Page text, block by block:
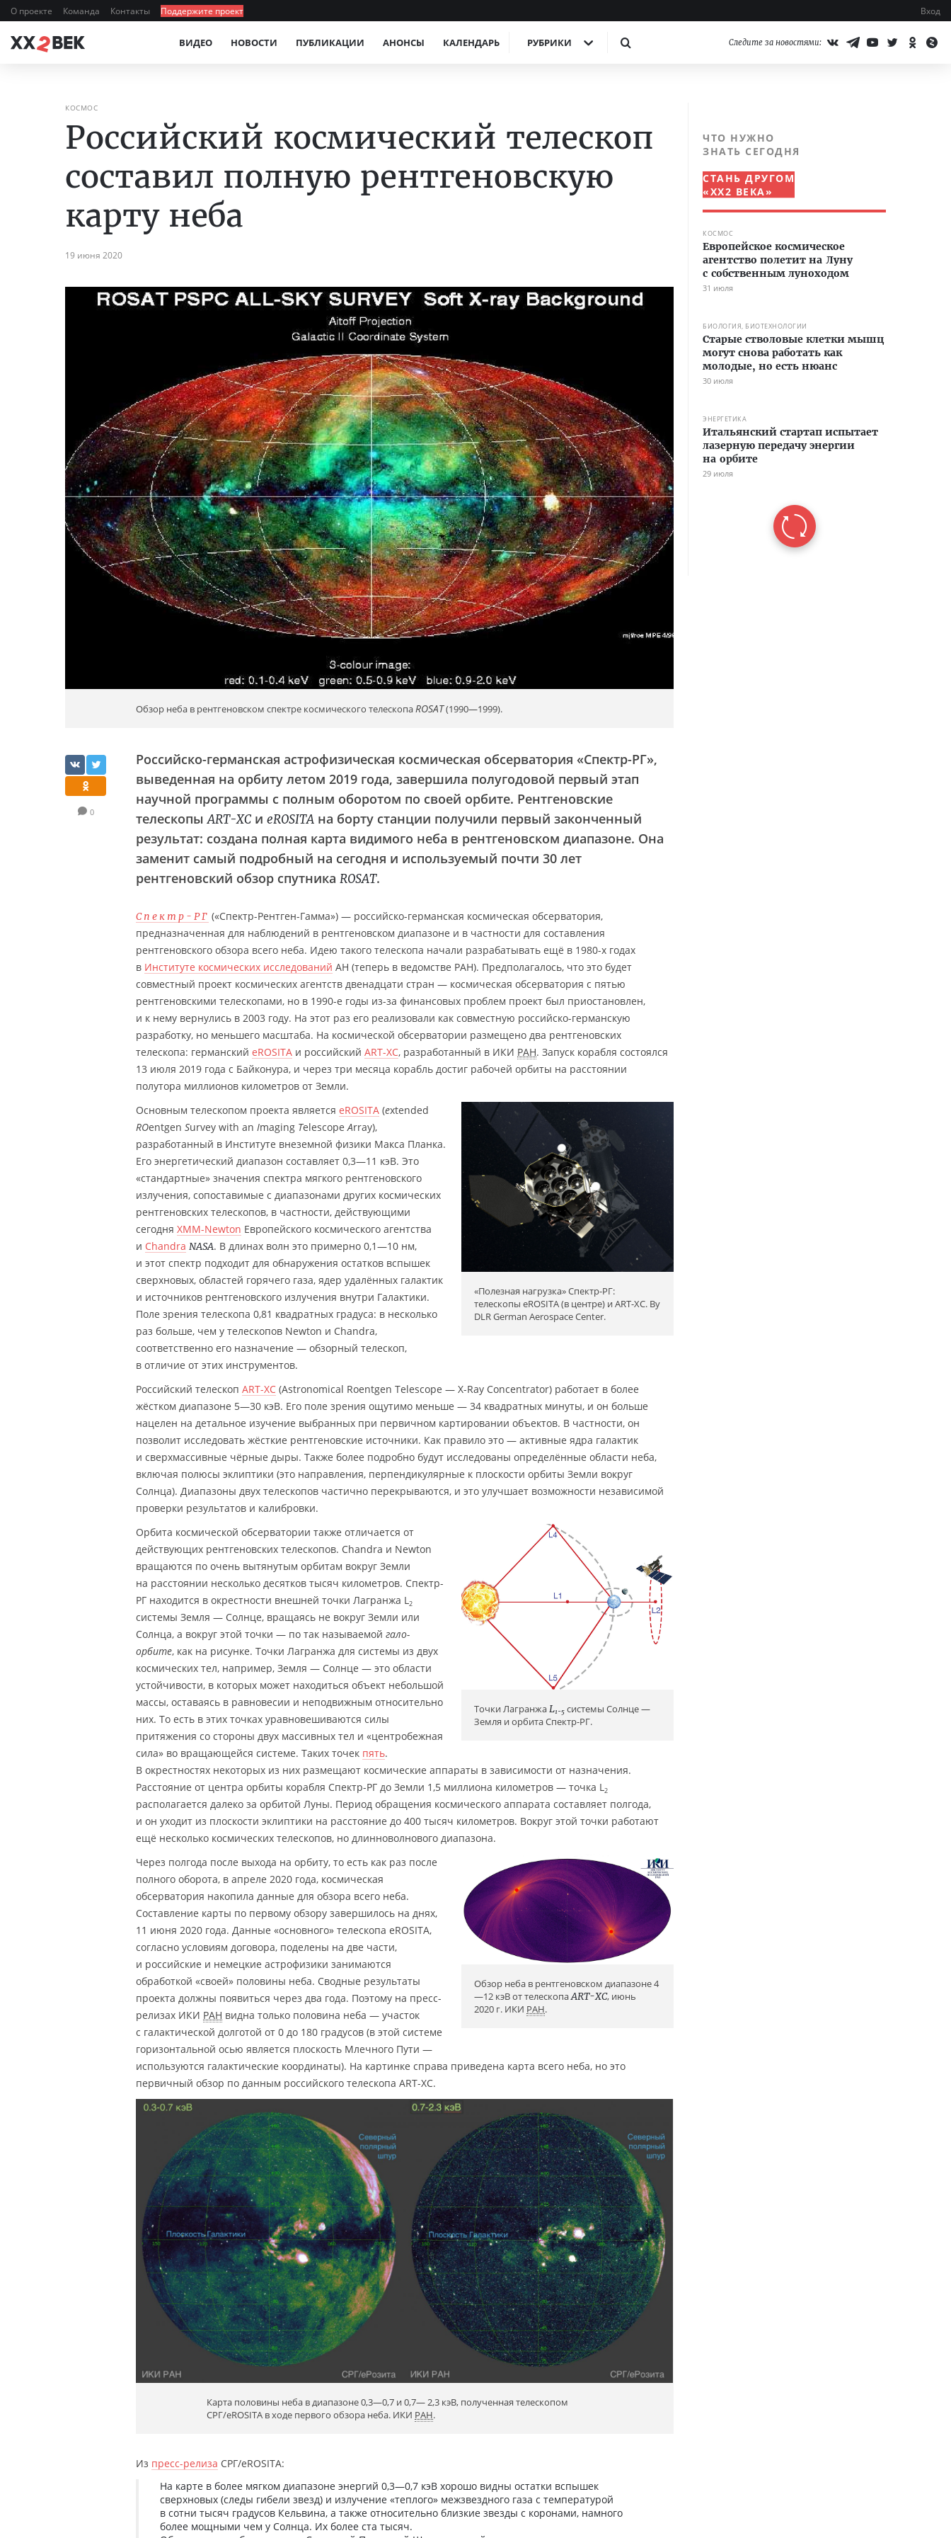
О проекте Команда Контакты Поддержите проект Вход
ВИДЕО НОВОСТИ ПУБЛИКАЦИИ АНОНСЫ КАЛЕНДАРЬ РУБРИКИ Следите за новостями:
КОСМОС
Российский космический телескоп
составил полную рентгеновскую
карту неба
19 июня 2020
Обзор неба в рентгеновском спектре космического телескопаROSAT(1990—1999).
0
Российско-германская астрофизическая космическая обсерватория «Спектр-РГ»,
выведенная на орбиту летом 2019 года, завершила полугодовой первый этап
научной программы с полным оборотом по своей орбите. Рентгеновские
телескопыART-XC и eROSITA на борту станции получили первый законченный
результат: создана полная карта видимого неба в рентгеновском диапазоне. Она
заменит самый подробный на сегодня и используемый почти 30 лет
рентгеновский обзор спутника ROSAT.
Спектр-РГ («Спектр-Рентген-Гамма») — российско-германская космическая обсерватория,
предназначенная для наблюдений в рентгеновском диапазоне и в частности для составления
рентгеновского обзора всего неба. Идею такого телескопа начали разрабатывать ещё в 1980-х годах
в Институте космических исследований АН (теперь в ведомстве РАН). Предполагалось, что это будет
совместный проект космических агентств двенадцати стран — космическая обсерватория с пятью
рентгеновскими телескопами, но в 1990-е годы из-за финансовых проблем проект был приостановлен,
и к нему вернулись в 2003 году. На этот раз его реализовали как совместную российско-германскую
разработку, но меньшего масштаба. На космической обсерватории размещено два рентгеновских
телескопа: германский eROSITA и российский ART-XC, разработанный в ИКИ РАН. Запуск корабля состоялся
13 июля 2019 года с Байконура, и через три месяца корабль достиг рабочей орбиты на расстоянии
полутора миллионов километров от Земли.
«Полезная нагрузка» Спектр-РГ:
телескопы eROSITA (в центре) и ART-XC. By
DLR German Aerospace Center.
Основным телескопом проекта является eROSITA (extended
ROentgen Survey with an Imaging TelescopeArray),
разработанный в Институте внеземной физики Макса Планка.
Его энергетический диапазон составляет 0,3—11 кэВ. Это
«стандартные» значения спектра мягкого рентгеновского
излучения, сопоставимые с диапазонами других космических
рентгеновских телескопов, в частности, действующими
сегодня XMM-Newton Европейского космического агентства
и Chandra NASA. В длинах волн это примерно 0,1—10 нм,
и этот спектр подходит для обнаружения остатков вспышек
сверхновых, областей горячего газа, ядер удалённых галактик
и источников рентгеновского излучения внутри Галактики.
Поле зрения телескопа 0,81 квадратных градуса: в несколько
раз больше, чем у телескопов Newton и Chandra,
соответственно его назначение — обзорный телескоп,
в отличие от этих инструментов.
Российский телескоп ART-XC (Astronomical Roentgen Telescope — X-Ray Concentrator) работает в более
жёстком диапазоне 5—30 кэВ. Его поле зрения ощутимо меньше — 34 квадратных минуты, и он больше
нацелен на детальное изучение выбранных при первичном картировании объектов. В частности, он
позволит исследовать жёсткие рентгеновские источники. Как правило это — активные ядра галактик
и сверхмассивные чёрные дыры. Также более подробно будут исследованы определённые области неба,
включая полюсы эклиптики (это направления, перпендикулярные к плоскости орбиты Земли вокруг
Солнца). Диапазоны двух телескопов частично перекрываются, и это улучшает возможности независимой
проверки результатов и калибровки.
Точки ЛагранжаL1-5 системы Солнце —
Земля и орбита Спектр-РГ.
Орбита космической обсерватории также отличается от
действующих рентгеновских телескопов. Chandra и Newton
вращаются по очень вытянутым орбитам вокруг Земли
на расстоянии несколько десятков тысяч километров. Спектр-
РГ находится в окрестности внешней точки Лагранжа L2
системы Земля — Солнце, вращаясь не вокруг Земли или
Солнца, а вокруг этой точки — по так называемой гало-
орбите, как на рисунке. Точки Лагранжа для системы из двух
космических тел, например, Земля — Солнце — это области
устойчивости, в которых может находиться объект небольшой
массы, оставаясь в равновесии и неподвижным относительно
них. То есть в этих точках уравновешиваются силы
притяжения со стороны двух массивных тел и «центробежная
сила» во вращающейся системе. Таких точек пять.
В окрестностях некоторых из них размещают космические аппараты в зависимости от назначения.
Расстояние от центра орбиты корабля Спектр-РГ до Земли 1,5 миллиона километров — точка L2
располагается далеко за орбитой Луны. Период обращения космического аппарата составляет полгода,
и он уходит из плоскости эклиптики на расстояние до 400 тысяч километров. Вокруг этой точки работают
ещё несколько космических телескопов, но длинноволнового диапазона.
Обзор неба в рентгеновском диапазоне 4
—12 кэВ от телескопаART-XC, июнь
2020 г. ИКИ РАН.
Через полгода после выхода на орбиту, то есть как раз после
полного оборота, в апреле 2020 года, космическая
обсерватория накопила данные для обзора всего неба.
Составление карты по первому обзору завершилось на днях,
11 июня 2020 года. Данные «основного» телескопа eROSITA,
согласно условиям договора, поделены на две части,
и российские и немецкие астрофизики занимаются
обработкой «своей» половины неба. Сводные результаты
проекта должны появиться через два года. Поэтому на пресс-
релизах ИКИ РАН видна только половина неба — участок
с галактической долготой от 0 до 180 градусов (в этой системе
горизонтальной осью является плоскость Млечного Пути —
используются галактические координаты). На картинке справа приведена карта всего неба, но это
первичный обзор по данным российского телескопа ART-XC.
Карта половины неба в диапазоне 0,3—0,7 и 0,7— 2,3 кэВ, полученная телескопом
СРГ/eROSITA в ходе первого обзора неба. ИКИ РАН.
Из пресс-релиза СРГ/еROSITA:
На карте в более мягком диапазоне энергий 0,3—0,7 кэВ хорошо видны остатки вспышек
сверхновых (следы гибели звезд) и излучение «теплого» межзвездного газа с температурой
в сотни тысяч градусов Кельвина, а также относительно близкие звезды с коронами, намного
более мощными чем у Солнца. Их более ста тысяч.
ЧТО НУЖНО
ЗНАТЬ СЕГОДНЯ
СТАНЬ ДРУГОМ
«XX2 ВЕКА»
КОСМОС
Европейское космическое
агентство полетит на Луну
с собственным луноходом
31 июля
БИОЛОГИЯ, БИОТЕХНОЛОГИИ
Старые стволовые клетки мышц
могут снова работать как
молодые, но есть нюанс
30 июля
ЭНЕРГЕТИКА
Итальянский стартап испытает
лазерную передачу энергии
на орбите
29 июля